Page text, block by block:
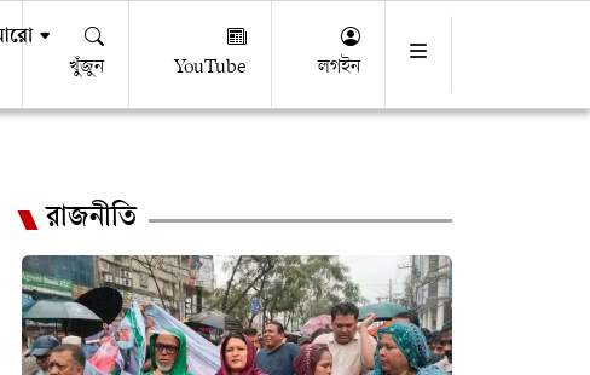
খুঁজুন YouTube লগইন
রাজনীতি